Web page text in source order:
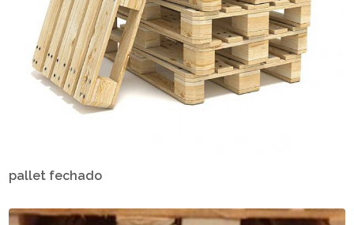
pallet fechado